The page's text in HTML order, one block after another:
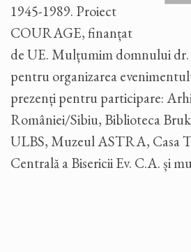
1945-1989. Proiect
COURAGE, finanțat
de UE. Mulțumim domnului
pentru organizarea
prezenți pentru participare:
României/Sibiu, Biblioteca
ULBS, Muzeul ASTRA, Casa
Centrală a Bisericii Ev. C.A. și